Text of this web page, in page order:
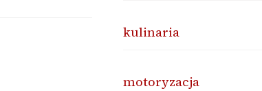
kulinaria
motoryzacja